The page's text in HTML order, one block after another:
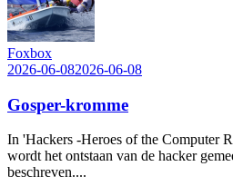
Foxbox
2026-06-082026-06-08
Gosper-kromme
In 'Hackers -Heroes of the Computer
wordt het ontstaan van de hacker
beschreven....